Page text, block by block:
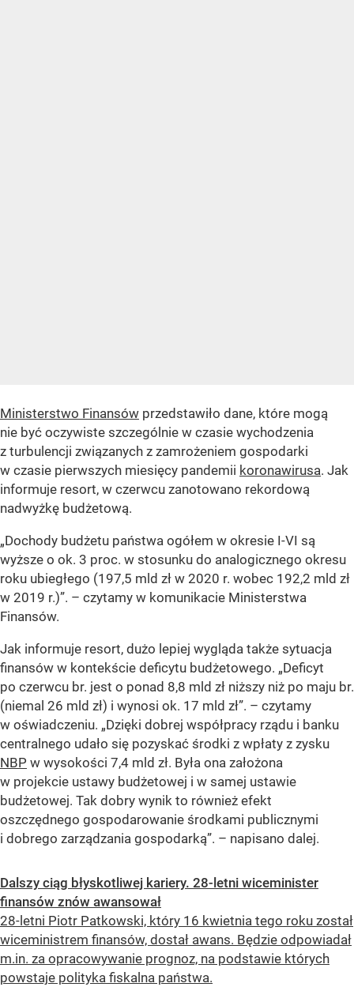
Ministerstwo Finansów przedstawiło dane, które mogą
nie być oczywiste szczególnie w czasie wychodzenia
z turbulencji związanych z zamrożeniem gospodarki
w czasie pierwszych miesięcy pandemii koronawirusa. Jak
informuje resort, w czerwcu zanotowano rekordową
nadwyżkę budżetową.
„Dochody budżetu państwa ogółem w okresie I-VI są
wyższe o ok. 3 proc. w stosunku do analogicznego okresu
roku ubiegłego (197,5 mld zł w 2020 r. wobec 192,2 mld zł
w 2019 r.)”. – czytamy w komunikacie Ministerstwa
Finansów.
Jak informuje resort, dużo lepiej wygląda także sytuacja
finansów w kontekście deficytu budżetowego. „Deficyt
po czerwcu br. jest o ponad 8,8 mld zł niższy niż po maju br.
(niemal 26 mld zł) i wynosi ok. 17 mld zł”. – czytamy
w oświadczeniu. „Dzięki dobrej współpracy rządu i banku
centralnego udało się pozyskać środki z wpłaty z zysku
NBP w wysokości 7,4 mld zł. Była ona założona
w projekcie ustawy budżetowej i w samej ustawie
budżetowej. Tak dobry wynik to również efekt
oszczędnego gospodarowanie środkami publicznymi
i dobrego zarządzania gospodarką”. – napisano dalej.
Dalszy ciąg błyskotliwej kariery. 28-letni wiceminister
finansów znów awansował
28-letni Piotr Patkowski, który 16 kwietnia tego roku został
wiceministrem finansów, dostał awans. Będzie odpowiadał
m.in. za opracowywanie prognoz, na podstawie których
powstaje polityka fiskalna państwa.